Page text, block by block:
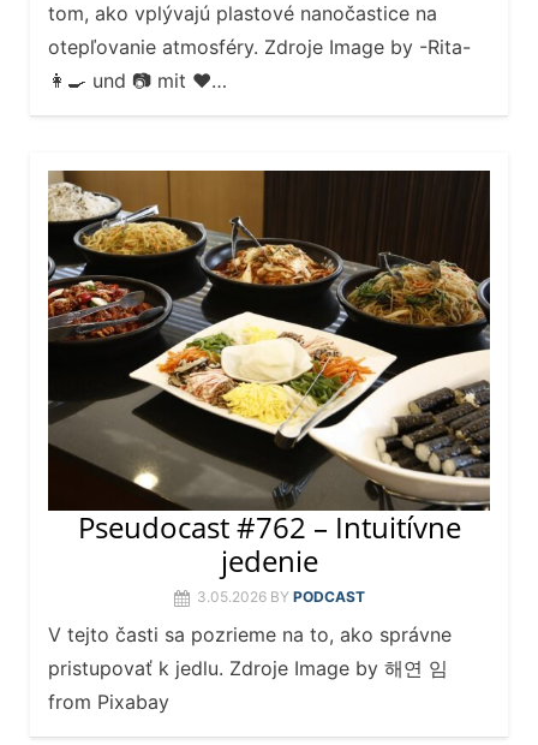
tom, ako vplývajú plastové nanočastice na
otepľovanie atmosféry. Zdroje Image by -Rita-
👩‍🍳 und 📷 mit ❤…
Pseudocast #762 – Intuitívne
jedenie
3.05.2026 BY PODCAST
V tejto časti sa pozrieme na to, ako správne
pristupovať k jedlu. Zdroje Image by 해연 임
from Pixabay